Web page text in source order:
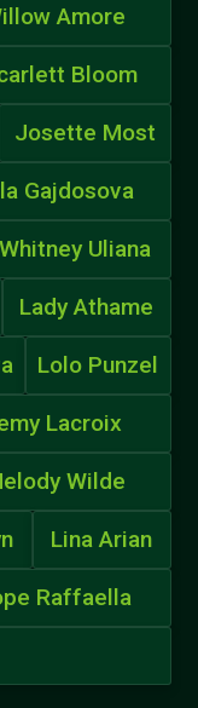
Amore
Bloom
Josette Most
Gajdosova
Whitney Uliana
Lady Athame
Lolo Punzel
Lacroix
Wilde
Lina Arian
Raffaella